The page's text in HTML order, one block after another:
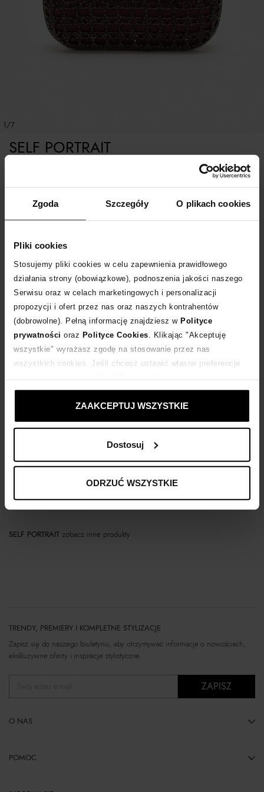
Zgoda Szczegóły O plikach cookies
Pliki cookies
Stosujemy pliki cookies w celu zapewnienia prawidłowego
działania strony (obowiązkowe), podnoszenia jakości naszego
Serwisu oraz w celach marketingowych i personalizacji
propozycji i ofert przez nas oraz naszych kontrahentów
(dobrowolne). Pełną informację znajdziesz w Polityce
prywatności oraz Polityce Cookies . Klikając "Akceptuję
wszystkie" wyrażasz zgodę na stosowanie przez nas
wszystkich cookies. Jeśli chcesz ustawić własne preferencje
ustawienia prywatności.
ZAAKCEPTUJ WSZYSTKIE
Dostosuj
ODRZUĆ WSZYSTKIE
1/7
SELF PORTRAIT
POWIADOM O DOSTAWIE
Dostawa od 0 zł
14 dni na zwrot towaru
+410 punktówzyskujesz w Klubie Korzyści Sprawdź
Kup teraz, Zapłać później!
Opis produktu
Materiał
SELF PORTRAIT zobacz inne produkty
TRENDY, PREMIERY I KOMPLETNE STYLIZACJE
Zapisz się do naszego biuletynu, aby otrzymywać informacje o nowościach,
ekskluzywne oferty i inspiracje stylistyczne.
ZAPISZ
O NAS
POMOC